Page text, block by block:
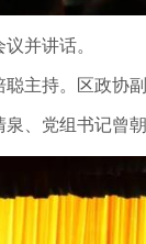
并讲话。
主持。区政协
、党组书记曾